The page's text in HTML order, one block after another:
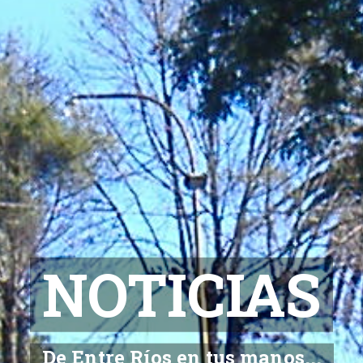
la
De Entre Ríos en tus manos...